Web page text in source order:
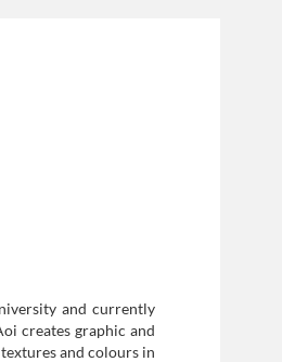
and currently
creates graphic and
and colours in